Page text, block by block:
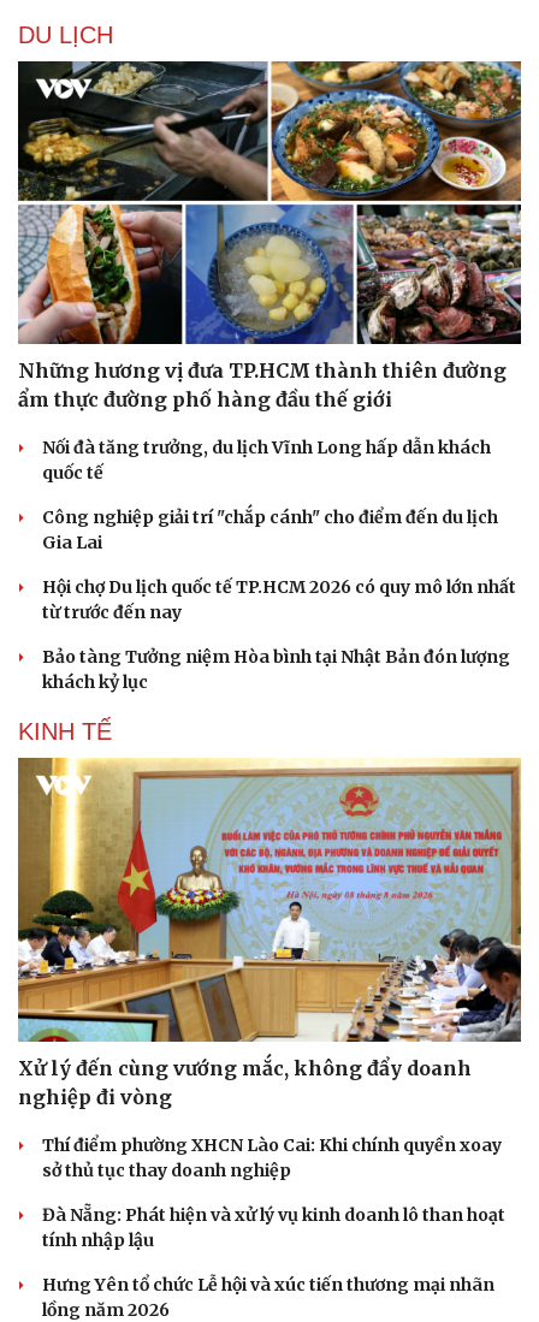
Du lịch
Tư vấn
Săn Tour
check-in
Podcast
Câu chuyện thời sự
Đọc truyện đêm khuya
Cửa sổ tình yêu
Kể chuyện cho bé
DU LỊCH
Những hương vị đưa TP.HCM thành thiên đường
ẩm thực đường phố hàng đầu thế giới
Nối đà tăng trưởng, du lịch Vĩnh Long hấp dẫn khách
quốc tế
Công nghiệp giải trí "chắp cánh" cho điểm đến du lịch
Gia Lai
Hội chợ Du lịch quốc tế TP.HCM 2026 có quy mô lớn nhất
từ trước đến nay
Bảo tàng Tưởng niệm Hòa bình tại Nhật Bản đón lượng
khách kỷ lục
KINH TẾ
Xử lý đến cùng vướng mắc, không đẩy doanh
nghiệp đi vòng
Thí điểm phường XHCN Lào Cai: Khi chính quyền xoay
sở thủ tục thay doanh nghiệp
Đà Nẵng: Phát hiện và xử lý vụ kinh doanh lô than hoạt
tính nhập lậu
Hưng Yên tổ chức Lễ hội và xúc tiến thương mại nhãn
lồng năm 2026